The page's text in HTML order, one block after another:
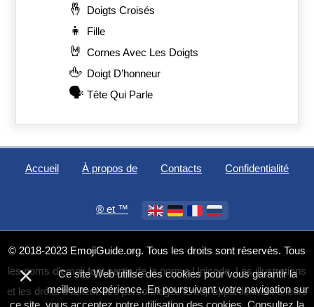
🤞 Doigts Croisés
👧 Fille
🤘 Cornes Avec Les Doigts
🖕 Doigt D’honneur
🗣️ Tête Qui Parle
Accueil À propos de Contacts Confidentialité
®️ et ™
© 2018-2023 EmojiGuide.org. Tous les droits sont réservés. Tous
les noms d'emoji font partie de la norme Unicode. Les illustrations
et les droits d'auteur des personnages Emoji appartiennent à leurs
×
Ce site Web utilise des cookies pour vous garantir la
meilleure expérience. En poursuivant votre navigation sur
ce site, vous acceptez notre utilisation des cookies. Consultez la